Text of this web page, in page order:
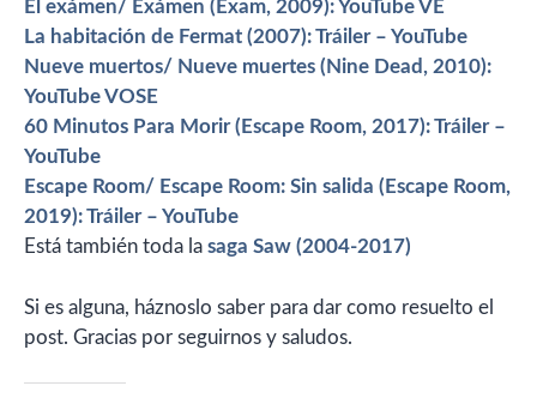
El exámen/ Exámen (Exam, 2009): YouTube VE
La habitación de Fermat (2007): Tráiler – YouTube
Nueve muertos/ Nueve muertes (Nine Dead, 2010):
YouTube VOSE
60 Minutos Para Morir (Escape Room, 2017): Tráiler –
YouTube
Escape Room/ Escape Room: Sin salida (Escape Room,
2019): Tráiler – YouTube
Está también toda la saga Saw (2004-2017)
Si es alguna, háznoslo saber para dar como resuelto el
post. Gracias por seguirnos y saludos.